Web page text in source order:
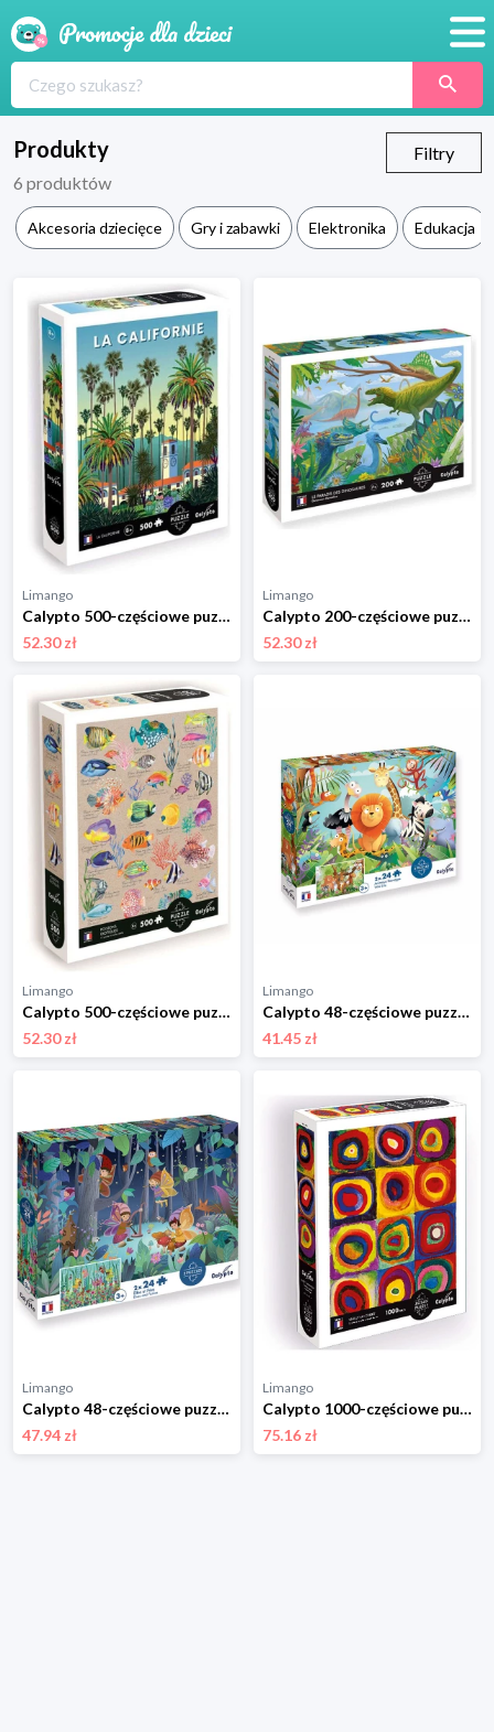
Blog
Wyprawka
Produkty
Filtry
6 produktów
Akcesoria dziecięce Gry i zabawki Elektronika Edukacja
Limango
Calypto 500-częściowe puzzle "California" - 8+ rozmiar: onesize
52.30 zł
Limango
Calypto 200-częściowe puzzle "Dinosaurs" - 7+ rozmiar: onesize
52.30 zł
Limango
Calypto 500-częściowe puzzle "Exotic fishes" - 8+ rozmiar: onesize
52.30 zł
Limango
Calypto 48-częściowe puzzle "Animals" - 3+ rozmiar: onesize
41.45 zł
Limango
Calypto 48-częściowe puzzle "Elves and fairies" - 3+ rozmiar: onesize
47.94 zł
Limango
Calypto 1000-częściowe puzzle "Squares and circles" - 7+ rozmiar: onesize
75.16 zł